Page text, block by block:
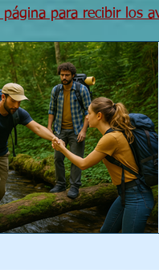
para recibir los